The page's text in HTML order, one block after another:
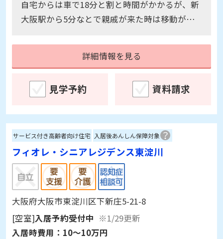
大阪駅から5分なとで親戚が来た時は移動が
楽。 施設は部屋が130室以上ある大所帯だが、
なったのは、2009年の建築と同じグルーブの施
設に比べると古いのと、それ故か、ガスレンジ
がついており、ガス代が余計にかかること。し
かし、お風呂の湯沸かしがガスで、カワックが
詳細情報を見る
サービス付き高齢者向け住宅 入居後あんしん保障対象
フィオレ・シニアレジデンス東淀川
大阪府大阪市東淀川区下新庄5-21-8
[空室]入居予約受付中 ※1/29更新
入居時費用：10～10万円
月額利用料： 15.5～25.7万円